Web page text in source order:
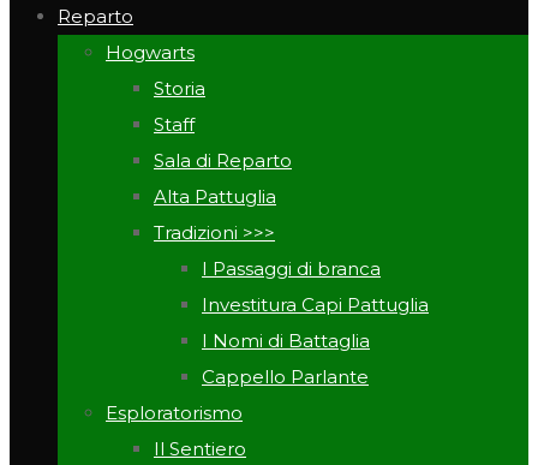
Reparto
Hogwarts
Storia
Staff
Sala di Reparto
Alta Pattuglia
Tradizioni >>>
I Passaggi di branca
Investitura Capi Pattuglia
I Nomi di Battaglia
Cappello Parlante
Esploratorismo
Il Sentiero